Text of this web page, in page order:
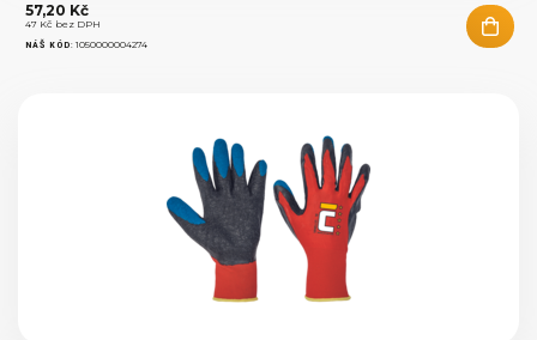
57,20 Kč
47 Kč bez DPH
NÁŠ KÓD:1050000004274